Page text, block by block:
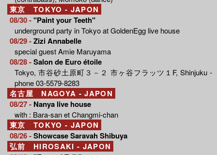
東京 TOKYO - JAPON
08/30 -"Paint your Teeth"
underground party in Tokyo at GoldenEgg live house
08/29 -Zizi Annabelle
special guest Amie Maruyama
08/28 -Salon de Euro étoile
Tokyo, 市谷砂土原町３－２ 市ヶ谷フラッツ１F, Shinjuku -
phone 03-5579-8283
名古屋 NAGOYA - JAPON
08/27 - Nanya live house
with : Bara-san et Changmi-chan
東京 TOKYO - JAPON
08/26 -Showcase Saravah Shibuya
弘前 HIROSAKI - JAPON